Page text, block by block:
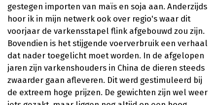
gestegen importen van maïs en soja aan. Anderzijds
hoor ik in mijn netwerk ook over regio's waar dit
voorjaar de varkensstapel flink afgebouwd zou zijn.
Bovendien is het stijgende voerverbruik een verhaal
dat nader toegelicht moet worden. In de afgelopen
jaren zijn varkenshouders in China de dieren steeds
zwaarder gaan afleveren. Dit werd gestimuleerd bij
de extreem hoge prijzen. De gewichten zijn wel weer